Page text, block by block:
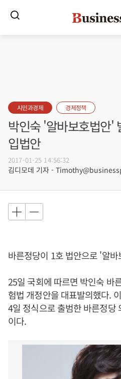
시민과경제 경제정책
박인숙 '알바보호법안'
입법안
2017-01-25 14:56:32
김디모데 기자 -
바른정당이 1호 법안으로 '알
25일 국회에 따르면 박인숙 바
험법 개정안을 대표발의했다.
4일 정식으로 출범한 바른정당
이다.